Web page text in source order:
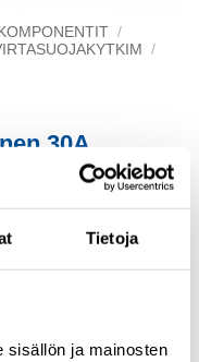
Tietoja
sisällön ja mainosten
/
/
30A
käyttääksesi